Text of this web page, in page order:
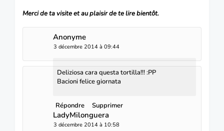
Merci de ta visite et au plaisir de te lire bientôt.
Anonyme
3 décembre 2014 à 09:44
Deliziosa cara questa tortilla!!! :PP
Bacioni felice giornata
Répondre Supprimer
LadyMilonguera
3 décembre 2014 à 10:58